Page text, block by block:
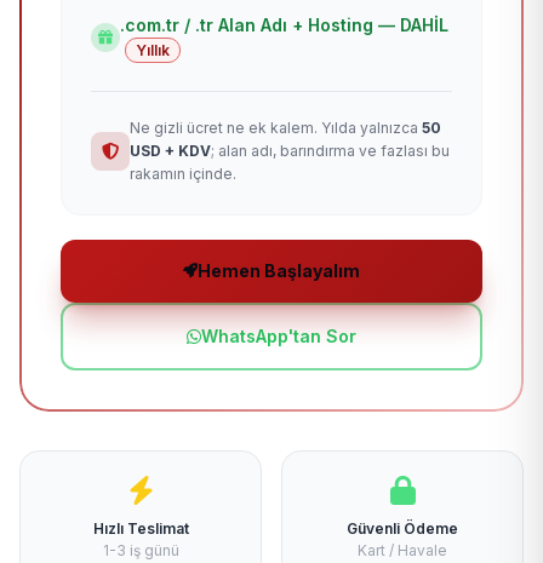
.com.tr / .tr Alan Adı + Hosting — DAHİL
Yıllık
Ne gizli ücret ne ek kalem. Yılda yalnızca 50
USD + KDV; alan adı, barındırma ve fazlası bu
rakamın içinde.
Hemen Başlayalım
WhatsApp'tan Sor
Hızlı Teslimat
1-3 iş günü
Güvenli Ödeme
Kart / Havale